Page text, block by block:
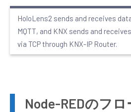
HoloLens2 sends and receives
MQTT, and KNX sends and
via TCP through KNX-IP Router.
Node-REDのフロ